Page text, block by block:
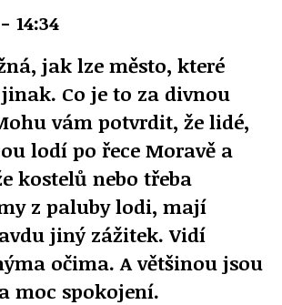
14:34
jak lze město, které
Co je to za divnou
vám potvrdit, že lidé,
lodí po řece Moravě a
kostelů nebo třeba
z paluby lodi, mají
jiný zážitek. Vidí
očima. A většinou jsou
moc spokojení.